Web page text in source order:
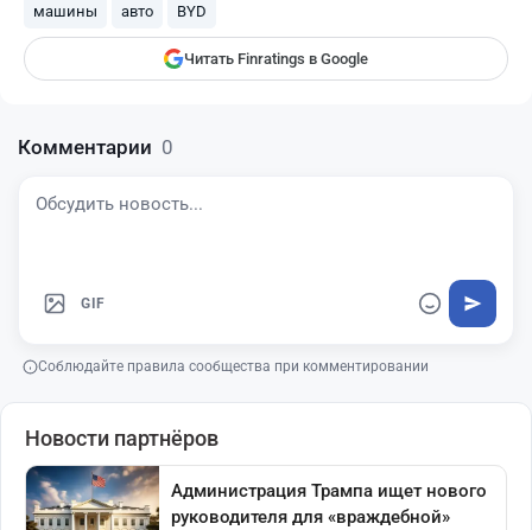
машины авто BYD
Читать Finratings в Google
Комментарии 0
GIF
Соблюдайте правила сообщества при комментировании